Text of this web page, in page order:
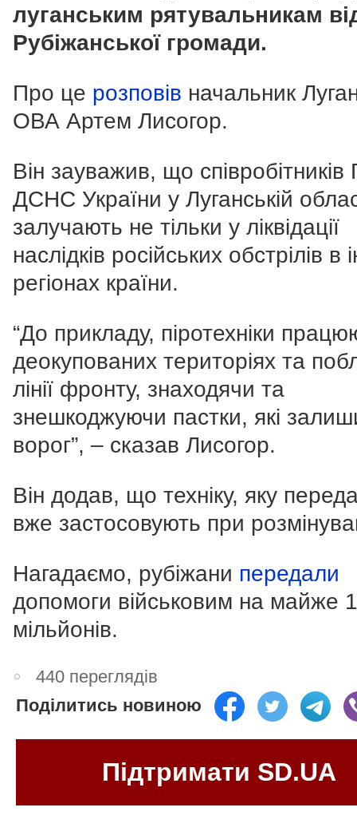
луганським рятувальникам
Рубіжанської громади.
Про це розповів начальник
ОВА Артем Лисогор.
Він зауважив, що співробітників
ДСНС України у Луганській
залучають не тільки у ліквідації
наслідків російських обстрілів в
регіонах країни.
“До прикладу, піротехніки
деокупованих територіях та
лінії фронту, знаходячи та
знешкоджуючи пастки, які
ворог”, – сказав Лисогор.
Він додав, що техніку, яку
вже застосовують при
Нагадаємо, рубіжани передали
допомоги військовим на майже
мільйонів.
440 переглядів
Поділитись новиною
Підтримати SD.UA